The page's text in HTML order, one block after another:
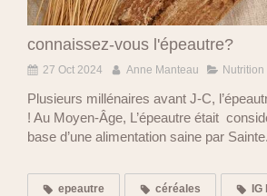
connaissez-vous l'épeautre?
27 Oct 2024 Anne Manteau Nutrition
Plusieurs millénaires avant J-C,
! Au Moyen-Âge, L’épeautre était
base d’une alimentation saine par
epeautre céréales IG